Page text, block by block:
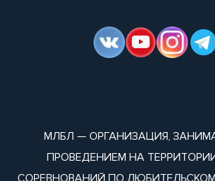
МЛБЛ — ОРГАНИЗАЦИЯ,
ПРОВЕДЕНИЕМ НА
СОРЕВНОВАНИЙ ПО